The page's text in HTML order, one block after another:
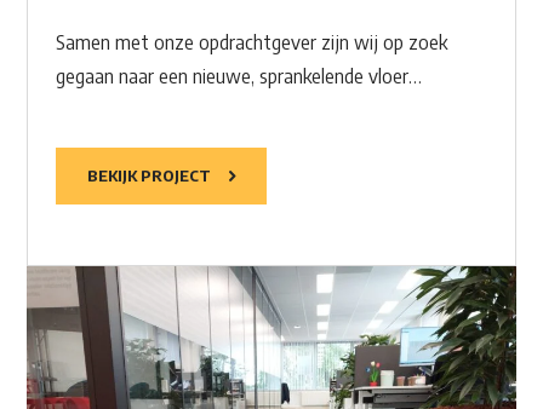
Samen met onze opdrachtgever zijn wij op zoek
gegaan naar een nieuwe, sprankelende vloer…
BEKIJK PROJECT